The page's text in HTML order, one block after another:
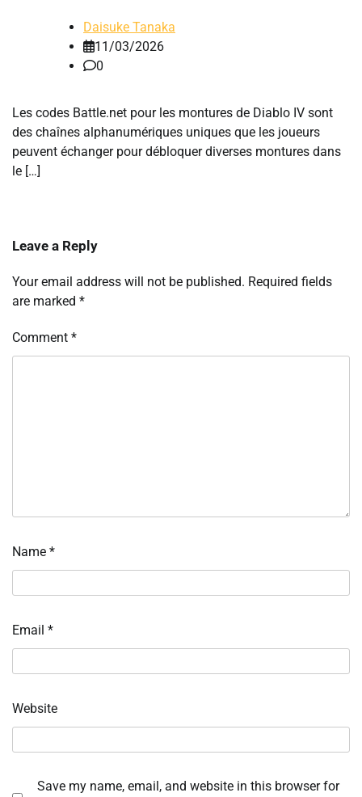
Daisuke Tanaka
11/03/2026
0
Les codes Battle.net pour les montures de Diablo IV sont
des chaînes alphanumériques uniques que les joueurs
peuvent échanger pour débloquer diverses montures dans
le […]
Leave a Reply
Your email address will not be published. Required fields
are marked *
Comment *
Name *
Email *
Website
Save my name, email, and website in this browser for